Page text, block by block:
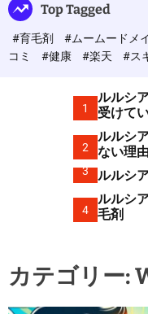
Top Tagged
#育毛剤 #ムームードメ
コミ
#健康 #楽天 #ス
1
ルルシ
受けて
2
ルルシ
ない理由
3 ルルシ
4
ルルシ
毛剤
カテゴリー: